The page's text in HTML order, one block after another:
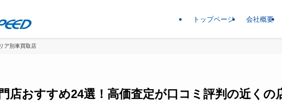
トップページ 会社概要
ア別車買取店
店おすすめ24選！高価査定が口コミ評判の近くの